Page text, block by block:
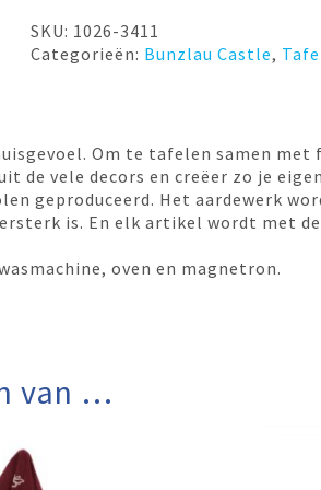
Dancing
Hearts
SKU: 1026-3411
Categorieën: Bunzlau Castle,
Om te tafelen samen met
de vele decors en creëer zo je
geproduceerd. Het aardewerk
is. En elk artikel wordt met
oven en magnetron.
van …